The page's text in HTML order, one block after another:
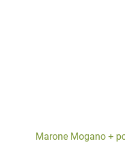
Marone Mogano +